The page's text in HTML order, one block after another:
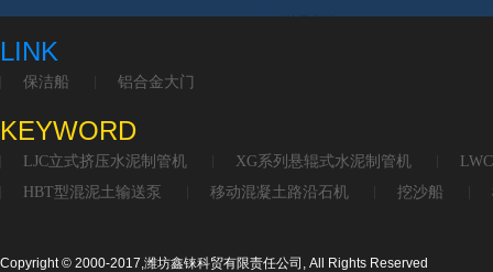
LINK
保洁船 铝合金大门
KEYWORD
LJC立式挤压水泥制管机 XG系列悬辊式水泥制管机
HBT型混泥土输送泵
移动混凝土路沿石机 挖沙船
Copyright © 2000-2017,潍坊鑫铼科贸有限责任公司, All Rights Reserved